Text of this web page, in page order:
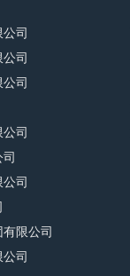
司
司
司
司
司
限公司
司